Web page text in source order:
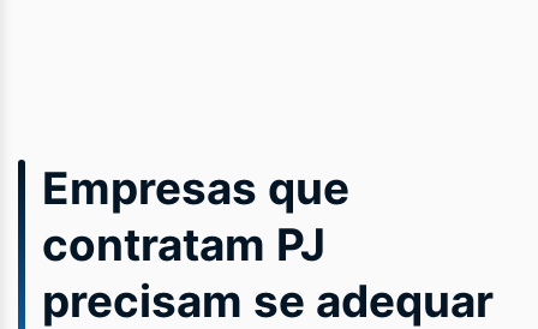
Empresas que
contratam PJ
precisam se adequar